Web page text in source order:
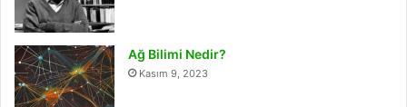
Ağ Bilimi Nedir?
Kasım 9, 2023